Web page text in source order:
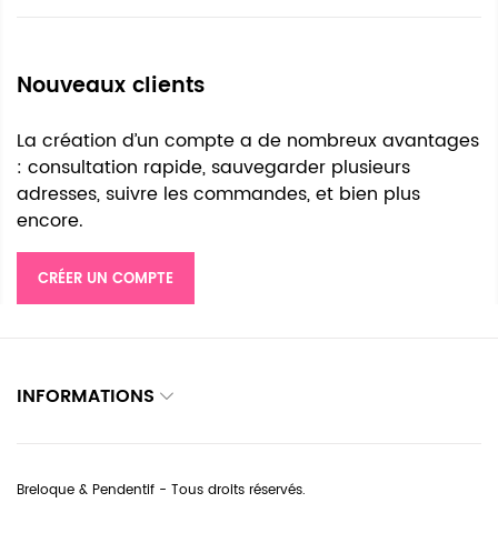
Nouveaux clients
La création d’un compte a de nombreux avantages
: consultation rapide, sauvegarder plusieurs
adresses, suivre les commandes, et bien plus
encore.
CRÉER UN COMPTE
INFORMATIONS
Breloque & Pendentif - Tous droits réservés.